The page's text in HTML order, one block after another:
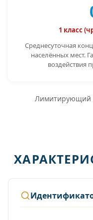
1 класс
Среднесуточная
населённых мест.
воздействия
Лимитирующий